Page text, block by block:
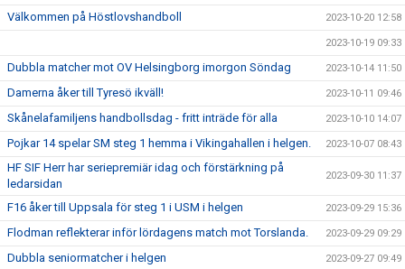
Välkommen på Höstlovshandboll 2023-10-20 12:58
2023-10-19 09:33
Dubbla matcher mot OV Helsingborg imorgon Söndag 2023-10-14 11:50
Damerna åker till Tyresö ikväll! 2023-10-11 09:46
Skånelafamiljens handbollsdag - fritt inträde för alla 2023-10-10 14:07
Pojkar 14 spelar SM steg 1 hemma i Vikingahallen i helgen. 2023-10-07 08:43
HF SIF Herr har seriepremiär idag och förstärkning på
ledarsidan
2023-09-30 11:37
F16 åker till Uppsala för steg 1 i USM i helgen 2023-09-29 15:36
Flodman reflekterar inför lördagens match mot Torslanda. 2023-09-29 09:29
Dubbla seniormatcher i helgen 2023-09-27 09:49